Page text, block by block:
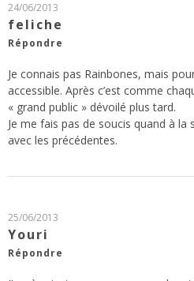
24/06/2013
feliche
Répondre
Je connais pas Rainbones, mais
accessible. Après c’est comme
« grand public » dévoilé plus tard.
Je me fais pas de soucis quand à
avec les précédentes.
25/06/2013
Youri
Répondre